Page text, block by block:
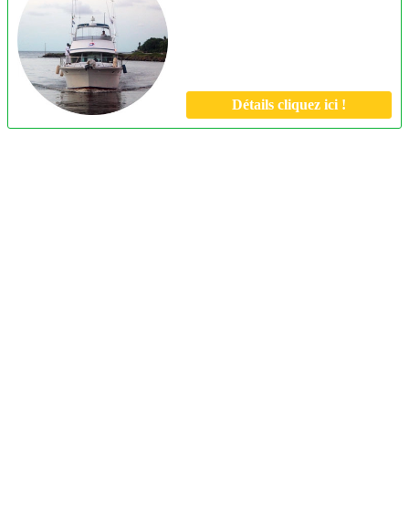
Détails cliquez ici !